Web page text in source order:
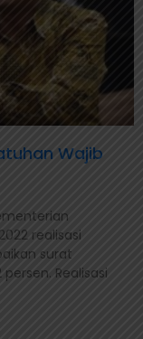
Wajib
realisasi
surat
Realisasi